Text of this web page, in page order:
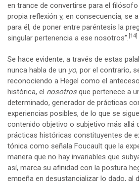
en trance de convertirse para el
propia reflexión y, en consecuencia, se
para él, de poner entre paréntesis la
singular pertenencia a ese nosotros”. [14]
Se hace evidente, a través de estas
nunca habla de un yo, por el contrario,
reconociendo a Hegel como el
histórica, el nosotrosque pertenece a
determinado, generador de prácticas
experiencias posibles, de lo que se
contenido objetivo o subjetivo más allá
prácticas históricas constituyentes de
tónica como señala Foucault que la
manera que no hay invariables que
así, marca su afinidad con la postura
empeña en desustancializar lo dado, al